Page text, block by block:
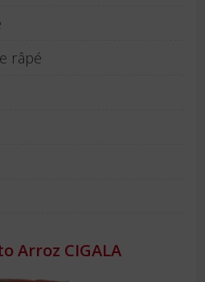
Arroz CIGALA
râpé